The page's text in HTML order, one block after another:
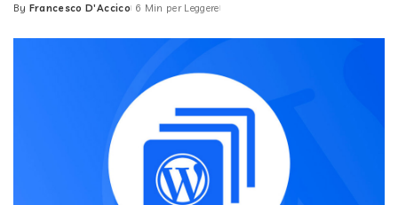
Posted
By Francesco D'Accico 6 Min per Leggere